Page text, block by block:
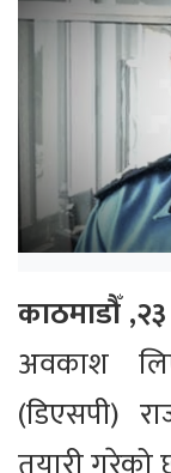
काठमाडौँ
अवकाश
(डिएसपी)